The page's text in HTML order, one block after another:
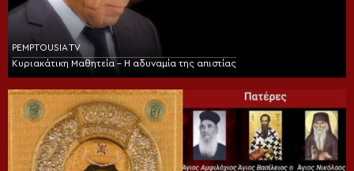
PEMPTOUSIA TV
Κυριακάτικη Μαθητεία – Η αδυναμία της απιστίας